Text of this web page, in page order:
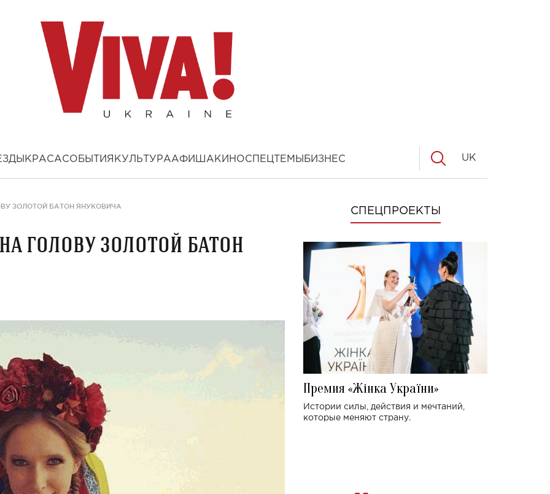
КРАСАСОБЫТИЯ КУЛЬТУРААФИША КИНОСПЕЦТЕМЫ БИЗНЕС UK
ЗОЛОТОЙ БАТОН ЯНУКОВИЧА
голову золотой батон
СПЕЦПРОЕКТЫ
Премия «Жінка України»
Истории силы, действия и мечтаний,
которые меняют страну.